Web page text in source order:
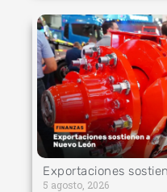
Exportaciones
5 agosto, 2026